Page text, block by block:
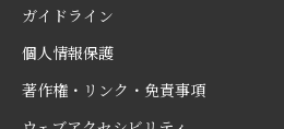
ガイドライン
個人情報保護
著作権・リンク・免責事項